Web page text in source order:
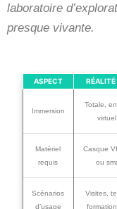
laboratoire
presque vivante.
ASPECT RÉALITÉ
Immersion
Totale,
Matériel
requis
Casque
ou
Scénarios
d’usage
Visites,